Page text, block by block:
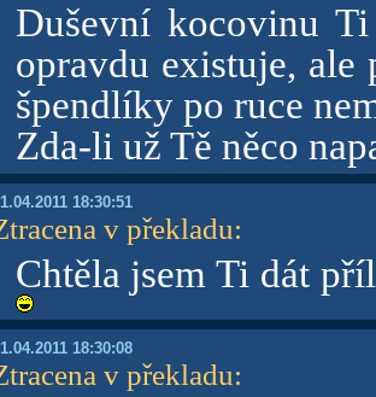
Duševní kocovinu
opravdu existuje, ale
špendlíky po ruce
Zda-li už Tě něco
18:30:51
v překladu:
Chtěla jsem Ti dát
18:30:08
v překladu: